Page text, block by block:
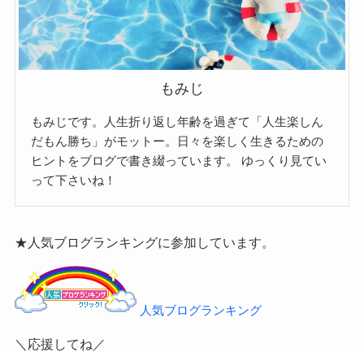
もみじ
もみじです。人生折り返し年齢を過ぎて「人生楽しん
だもん勝ち」がモットー。日々を楽しく生きるための
ヒントをブログで書き綴っています。
ゆっくり見てい
って下さいね！
★人気ブログランキングに参加しています。
人気ブログランキング
＼応援してね／